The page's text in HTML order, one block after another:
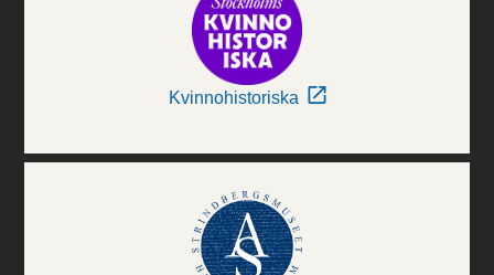
Kvinnohistoriska